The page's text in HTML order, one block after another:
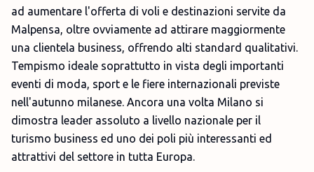
ad aumentare l'offerta di voli e destinazioni servite da
Malpensa, oltre ovviamente ad attirare maggiormente
una clientela business, offrendo alti standard qualitativi.
Tempismo ideale soprattutto in vista degli importanti
eventi di moda, sport e le fiere internazionali previste
nell'autunno milanese. Ancora una volta Milano si
dimostra leader assoluto a livello nazionale per il
turismo business ed uno dei poli più interessanti ed
attrattivi del settore in tutta Europa.